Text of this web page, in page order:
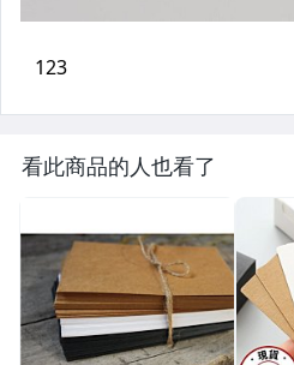
看此商品的人也看了